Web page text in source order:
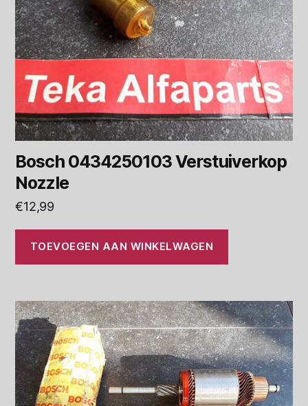
Bosch 0434250103 Verstuiverkop
Nozzle
€12,99
TOEVOEGEN AAN WINKELWAGEN